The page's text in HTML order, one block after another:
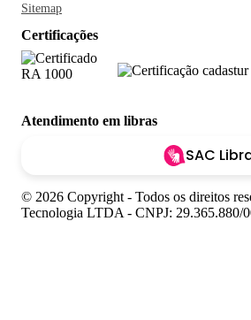
Sitemap
Certificações
Atendimento em libras
SAC
© 2026 Copyright - Todos os direitos
Tecnologia LTDA - CNPJ: 29.365.880/